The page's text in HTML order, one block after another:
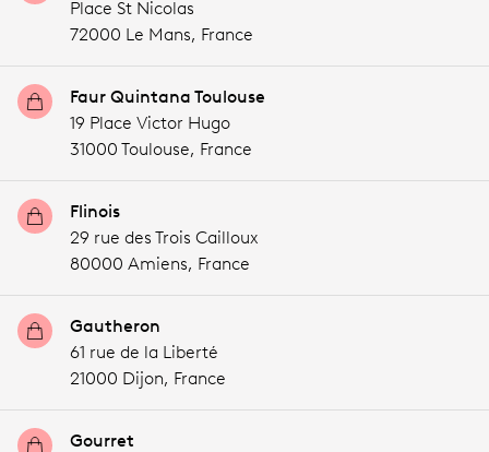
Place St Nicolas
72000 Le Mans, France
Faur Quintana Toulouse
19 Place Victor Hugo
31000 Toulouse, France
Flinois
29 rue des Trois Cailloux
80000 Amiens, France
Gautheron
61 rue de la Liberté
21000 Dijon, France
Gourret